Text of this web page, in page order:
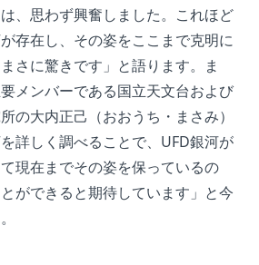
、思わず興奮しました。これほど
存在し、その姿をここまで克明に
さに驚きです」と語ります。ま
メンバーである国立天文台および
の大内正己（おおうち・まさみ）
詳しく調べることで、UFD銀河が
現在までその姿を保っているの
ができると期待しています」と今